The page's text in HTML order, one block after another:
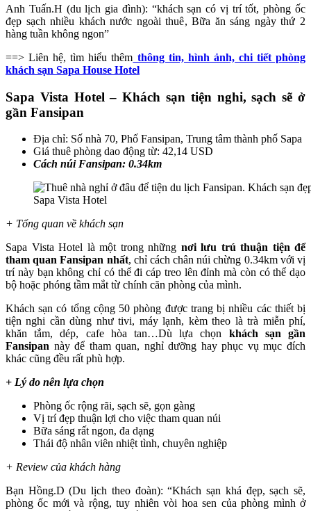
Anh Tuấn.H (du lịch gia đình): “khách sạn có vị trí tốt, phòng ốc
đẹp sạch nhiều khách nước ngoài thuê, Bữa ăn sáng ngày thứ 2
hàng tuần không ngon”
==> Liên hệ, tìm hiểu thêm thông tin, hình ảnh, chi tiết phòng
khách sạn Sapa House Hotel
Sapa Vista Hotel – Khách sạn tiện nghi, sạch sẽ ở
gần Fansipan
Địa chỉ: Số nhà 70, Phố Fansipan, Trung tâm thành phố Sapa
Giá thuê phòng dao động từ: 42,14 USD
Cách núi Fansipan: 0.34km
Sapa Vista Hotel
+ Tổng quan về khách sạn
Sapa Vista Hotel là một trong những nơi lưu trú thuận tiện để
tham quan Fansipan nhất, chỉ cách chân núi chừng 0.34km với vị
trí này bạn không chỉ có thể đi cáp treo lên đỉnh mà còn có thể dạo
bộ hoặc phóng tầm mắt từ chính căn phòng của mình.
Khách sạn có tổng cộng 50 phòng được trang bị nhiều các thiết bị
tiện nghi cần dùng như tivi, máy lạnh, kèm theo là trà miễn phí,
khăn tắm, dép, cafe hòa tan…Dù lựa chọn khách sạn gần
Fansipan này để tham quan, nghỉ dưỡng hay phục vụ mục đích
khác cũng đều rất phù hợp.
+ Lý do nên lựa chọn
Phòng ốc rộng rãi, sạch sẽ, gọn gàng
Vị trí đẹp thuận lợi cho việc tham quan núi
Bữa sáng rất ngon, đa dạng
Thái độ nhân viên nhiệt tình, chuyên nghiệp
+ Review của khách hàng
Bạn Hồng.D (Du lịch theo đoàn): “Khách sạn khá đẹp, sạch sẽ,
phòng ốc mới và rộng, tuy nhiên vòi hoa sen của phòng mình ở